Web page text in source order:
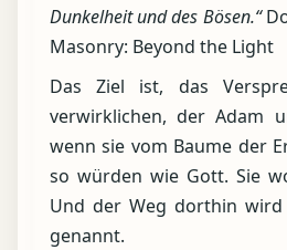
Dunkelheit und des Bösen.“
Masonry: Beyond the Light
Das Ziel ist, das
verwirklichen, der Adam
wenn sie vom Baume der
so würden wie Gott. Sie
Und der Weg dorthin wird
genannt.